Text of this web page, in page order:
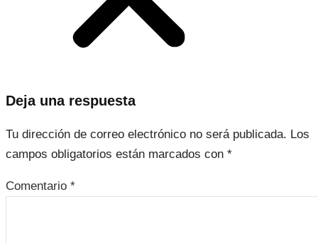
Deja una respuesta
Tu dirección de correo electrónico no será publicada. Los
campos obligatorios están marcados con *
Comentario *